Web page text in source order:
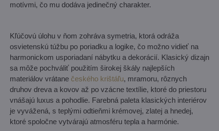
motívmi, čo mu dodáva jedinečný charakter.
Kľúčovú úlohu v ňom zohráva symetria, ktorá odráža
osvietenskú túžbu po poriadku a logike, čo možno vidieť na
harmonickom usporiadaní nábytku a dekorácií. Klasický dizajn
sa môže pochváliť použitím širokej škály najlepších
materiálov vrátane českého krištáľu, mramoru, rôznych
druhov dreva a kovov až po vzácne textílie, ktoré do priestoru
vnášajú luxus a pohodlie. Farebná paleta klasických interiérov
je vyvážená, s teplými odtieňmi krémovej, zlatej a hnedej,
ktoré spoločne vytvárajú atmosféru tepla a harmónie.